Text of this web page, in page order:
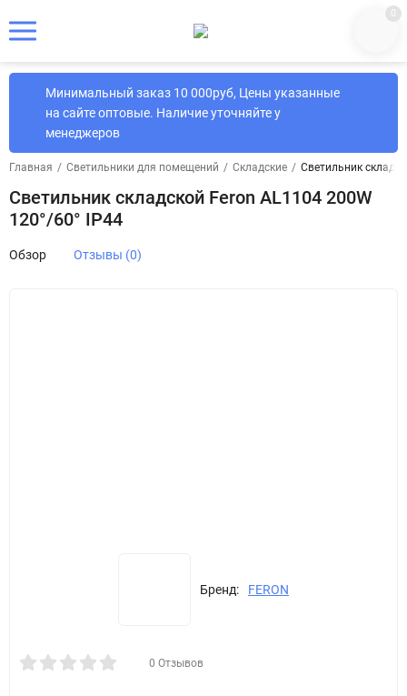
0
Минимальный заказ 10 000руб, Цены указанные
на сайте оптовые. Наличие уточняйте у
менеджеров
Главная / Светильники для помещений / Складские / Светильник
Светильник складской Feron AL1104 200W
120°/60° IP44
Обзор Отзывы (0)
Бренд: FERON
0 Отзывов